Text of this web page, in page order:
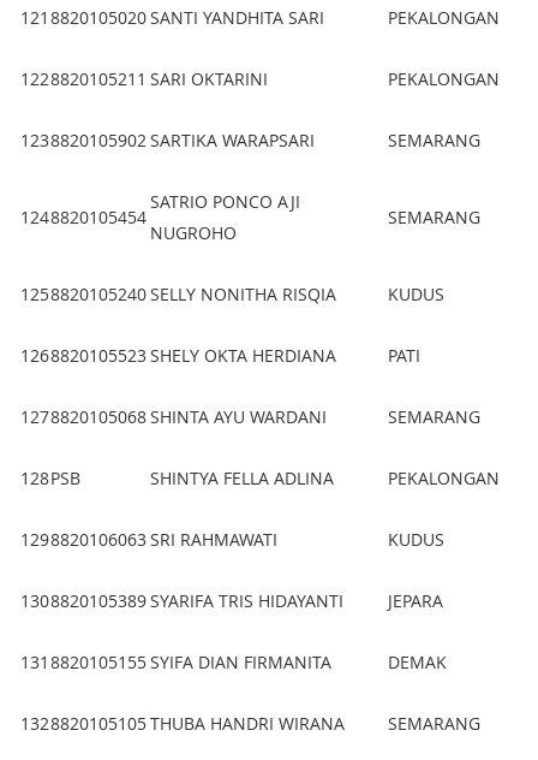
121 8820105020SANTI YANDHITA SARI PEKALONGAN
1228820105211 SARI OKTARINI PEKALONGAN
1238820105902SARTIKA WARAPSARI SEMARANG
1248820105454
SATRIO PONCO AJI
NUGROHO
SEMARANG
1258820105240SELLY NONITHA RISQIA KUDUS
1268820105523SHELY OKTA HERDIANA PATI
1278820105068SHINTA AYU WARDANI SEMARANG
128PSB SHINTYA FELLA ADLINA PEKALONGAN
1298820106063SRI RAHMAWATI KUDUS
1308820105389SYARIFA TRIS HIDAYANTI JEPARA
131 8820105155SYIFA DIAN FIRMANITA DEMAK
1328820105105THUBA HANDRI WIRANA SEMARANG